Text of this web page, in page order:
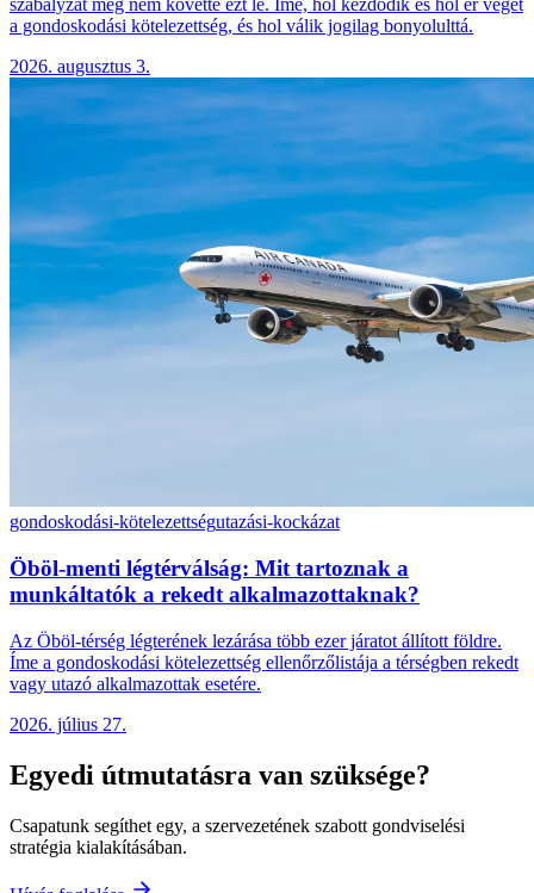
szabályzat még nem követte ezt le. Íme, hol kezdődik és hol ér véget
a gondoskodási kötelezettség, és hol válik jogilag bonyolulttá.
2026. augusztus 3.
gondoskodási-kötelezettségutazási-kockázat
Öböl-menti légtérválság: Mit tartoznak a
munkáltatók a rekedt alkalmazottaknak?
Az Öböl-térség légterének lezárása több ezer járatot állított földre.
Íme a gondoskodási kötelezettség ellenőrzőlistája a térségben rekedt
vagy utazó alkalmazottak esetére.
2026. július 27.
Egyedi útmutatásra van szüksége?
Csapatunk segíthet egy, a szervezetének szabott gondviselési
stratégia kialakításában.